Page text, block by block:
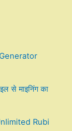
से माइनिंग का
Rubi